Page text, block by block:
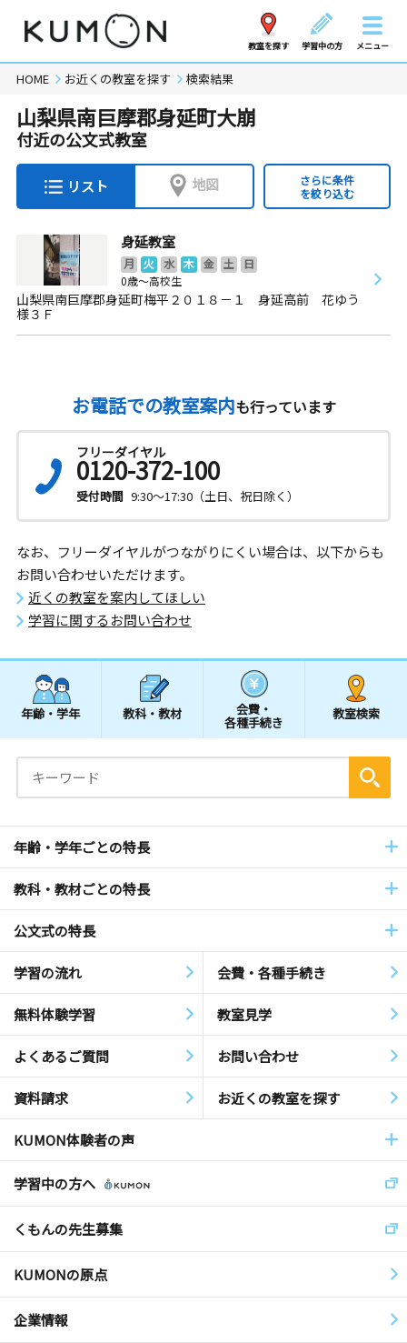
教室を探す 学習中の方 メニュー
HOME お近くの教室を探す 検索結果
山梨県南巨摩郡身延町大崩
付近の公文式教室
リスト 地図
さらに条件
を絞り込む
身延教室
月 火 水 木 金 土
日
0歳～高校生
山梨県南巨摩郡身延町梅平２０１８－１ 身延高前 花ゆう
様３Ｆ
お電話での教室案内も行っています
フリーダイヤル
0120-372-100
受付時間 9:30～17:30（土日、祝日除く）
なお、フリーダイヤルがつながりにくい場合は、以下からも
お問い合わせいただけます。
近くの教室を案内してほしい
学習に関するお問い合わせ
年齢・学年 教科・教材 会費・
各種手続き
教室検索
年齢・学年ごとの特長
教科・教材ごとの特長
公文式の特長
学習の流れ 会費・各種手続き
無料体験学習 教室見学
よくあるご質問 お問い合わせ
資料請求 お近くの教室を探す
KUMON体験者の声
学習中の方へ
くもんの先生募集
KUMONの原点
企業情報